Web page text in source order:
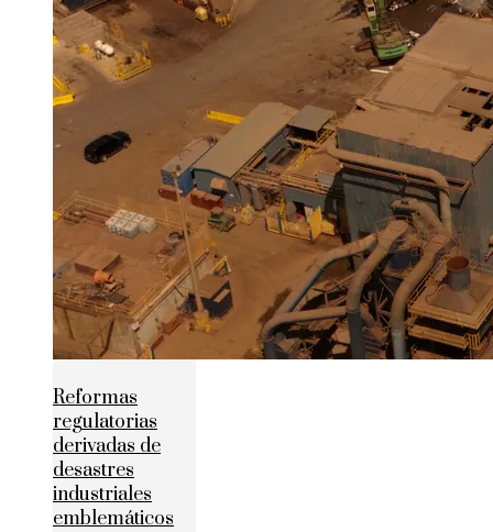
Reformas
regulatorias
derivadas de
desastres
industriales
emblemáticos